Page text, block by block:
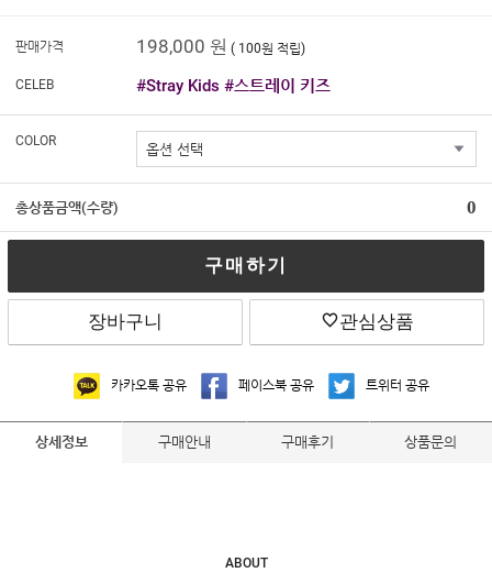
판매가격 198,000 원 ( 100원 적립)
CELEB #Stray Kids #스트레이 키즈
COLOR
총상품금액(수량) 0
구매하기
장바구니 관심상품
카카오톡 공유 페이스북 공유 트위터 공유
상세정보 구매안내 구매후기 상품문의
ABOUT